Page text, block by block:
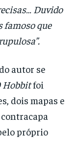
Duvido
famoso que
autor se
Hobbitfoi
dois mapas e
próprio